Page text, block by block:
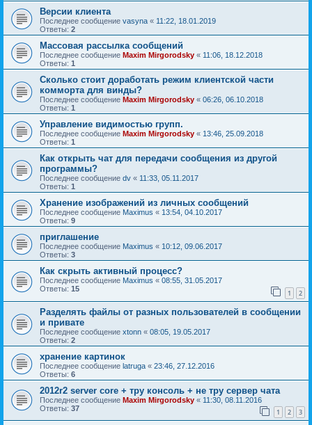
Версии клиента
Последнее сообщение vasyna « 11:22, 18.01.2019
Ответы: 2
Массовая рассылка сообщений
Последнее сообщение Maxim Mirgorodsky « 11:06, 18.12.2018
Ответы: 1
Сколько стоит доработать режим клиентской части
комморта для винды?
Последнее сообщение Maxim Mirgorodsky « 06:26, 06.10.2018
Ответы: 1
Управление видимостью групп.
Последнее сообщение Maxim Mirgorodsky « 13:46, 25.09.2018
Ответы: 1
Как открыть чат для передачи сообщения из другой
программы?
Последнее сообщение dv « 11:33, 05.11.2017
Ответы: 1
Хранение изображений из личных сообщений
Последнее сообщение Maximus « 13:54, 04.10.2017
Ответы: 9
приглашение
Последнее сообщение Maximus « 10:12, 09.06.2017
Ответы: 3
Как скрыть активный процесс?
Последнее сообщение Maximus « 08:55, 31.05.2017
Ответы: 15 1 2
Разделять файлы от разных пользователей в сообщении
и привате
Последнее сообщение xtonn « 08:05, 19.05.2017
Ответы: 2
хранение картинок
Последнее сообщение latruga « 23:46, 27.12.2016
Ответы: 6
2012r2 server core + тру консоль + не тру сервер чата
Последнее сообщение Maxim Mirgorodsky « 11:30, 08.11.2016
Ответы: 37 1 2 3